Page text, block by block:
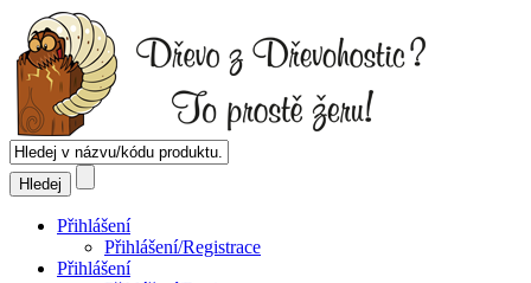
Přihlášení
Přihlášení/Registrace
Přihlášení